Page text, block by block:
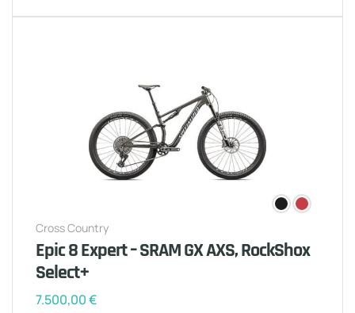
Cross Country
Epic 8 Expert – SRAM GX AXS, RockShox
Select+
7.500,00€